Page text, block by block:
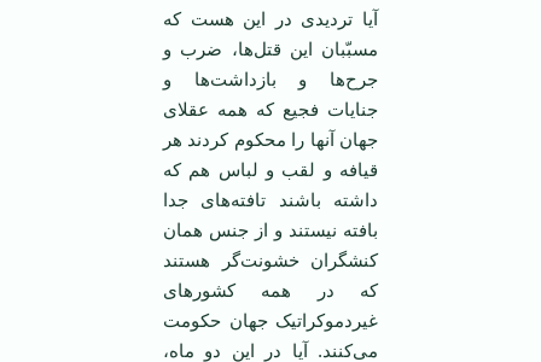
آیا تردیدی در این هست که
مسبّبان این قتل‌ها، ضرب و
جرح‌ها و بازداشت‌ها و
جنایات فجیع که همه عقلای
جهان آنها را محکوم کردند هر
قیافه و لقب و لباس هم که
داشته باشند تافته‌های جدا
بافته نیستند و از جنس همان
کنشگران خشونت‌گر هستند
که در همه کشورهای
غیردموکراتیک جهان حکومت
می‌کنند. آیا در این دو ماه،